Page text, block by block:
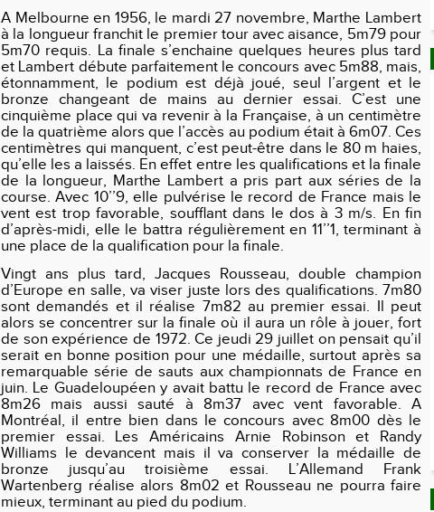
A Melbourne en 1956, le mardi 27 novembre, Marthe Lambert
à la longueur franchit le premier tour avec aisance, 5m79 pour
5m70 requis. La finale s’enchaine quelques heures plus tard
et Lambert débute parfaitement le concours avec 5m88, mais,
étonnamment, le podium est déjà joué, seul l’argent et le
bronze changeant de mains au dernier essai. C’est une
cinquième place qui va revenir à la Française, à un centimètre
de la quatrième alors que l’accès au podium était à 6m07. Ces
centimètres qui manquent, c’est peut-être dans le 80 m haies,
qu’elle les a laissés. En effet entre les qualifications et la finale
de la longueur, Marthe Lambert a pris part aux séries de la
course. Avec 10’’9, elle pulvérise le record de France mais le
vent est trop favorable, soufflant dans le dos à 3 m/s. En fin
d’après-midi, elle le battra régulièrement en 11’’1, terminant à
une place de la qualification pour la finale.
Vingt ans plus tard, Jacques Rousseau, double champion
d’Europe en salle, va viser juste lors des qualifications. 7m80
sont demandés et il réalise 7m82 au premier essai. Il peut
alors se concentrer sur la finale où il aura un rôle à jouer, fort
de son expérience de 1972. Ce jeudi 29 juillet on pensait qu’il
serait en bonne position pour une médaille, surtout après sa
remarquable série de sauts aux championnats de France en
juin. Le Guadeloupéen y avait battu le record de France avec
8m26 mais aussi sauté à 8m37 avec vent favorable. A
Montréal, il entre bien dans le concours avec 8m00 dès le
premier essai. Les Américains Arnie Robinson et Randy
Williams le devancent mais il va conserver la médaille de
bronze jusqu’au troisième essai. L’Allemand Frank
Wartenberg réalise alors 8m02 et Rousseau ne pourra faire
mieux, terminant au pied du podium.